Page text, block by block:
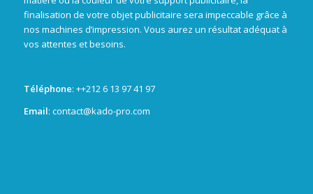
finalisation de votre objet publicitaire sera impeccable grâce à
nos machines d’impression. Vous aurez un résultat adéquat à
vos attentes et besoins.
Téléphone: ++212 6 13 97 41 97
Email: contact@kado-pro.com